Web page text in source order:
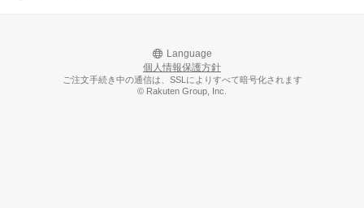
Language
個人情報保護方針
ご注文手続き中の通信は、SSLによりすべて暗号化されます
© Rakuten Group, Inc.